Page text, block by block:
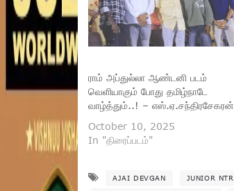
ராம் அப்துல்லா ஆண்டனி படம்
வெளியாகும் போது தமிழ்நாடே
வாழ்த்தும்..! – எஸ்.ஏ.சந்திரசேகரன்
October 10, 2025
In "திரைப்படம்"
AJAI DEVGAN JUNIOR NTR